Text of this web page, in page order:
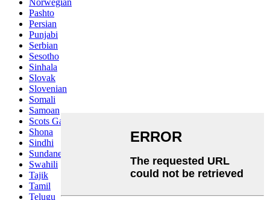
Norwegian
Pashto
Persian
Punjabi
Serbian
Sesotho
Sinhala
Slovak
Slovenian
Somali
Samoan
Scots Gaelic
Shona
Sindhi
Sundanese
Swahili
Tajik
Tamil
Telugu